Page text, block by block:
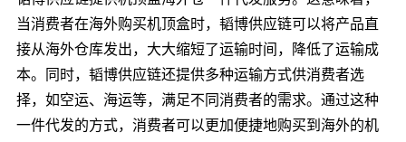
当消费者在海外购买机顶盒时，韬博供应链可以将产品直
接从海外仓库发出，大大缩短了运输时间，降低了运输成
本。同时，韬博供应链还提供多种运输方式供消费者选
择，如空运、海运等，满足不同消费者的需求。通过这种
一件代发的方式，消费者可以更加便捷地购买到海外的机